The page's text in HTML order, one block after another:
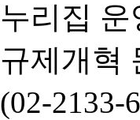
누리집 운
규제개혁
(02-2133-